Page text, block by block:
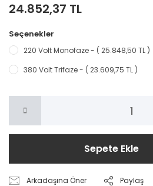
24.852,37 TL
Seçenekler
220 Volt Monofaze - ( 25.848,50 TL )
380 Volt Trifaze - ( 23.609,75 TL )
Sepete Ekle
Arkadaşına Öner Paylaş